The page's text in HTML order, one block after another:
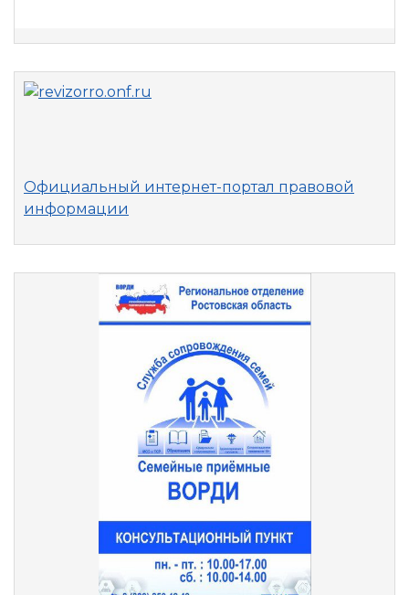
Официальный интернет-портал правовой
информации